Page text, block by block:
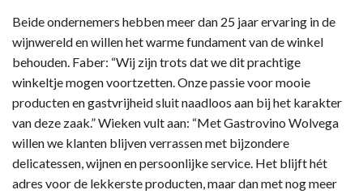
Beide ondernemers hebben meer dan 25 jaar ervaring in de
wijnwereld en willen het warme fundament van de winkel
behouden. Faber: “Wij zijn trots dat we dit prachtige
winkeltje mogen voortzetten. Onze passie voor mooie
producten en gastvrijheid sluit naadloos aan bij het karakter
van deze zaak.” Wieken vult aan: “Met Gastrovino Wolvega
willen we klanten blijven verrassen met bijzondere
delicatessen, wijnen en persoonlijke service. Het blijft hét
adres voor de lekkerste producten, maar dan met nog meer